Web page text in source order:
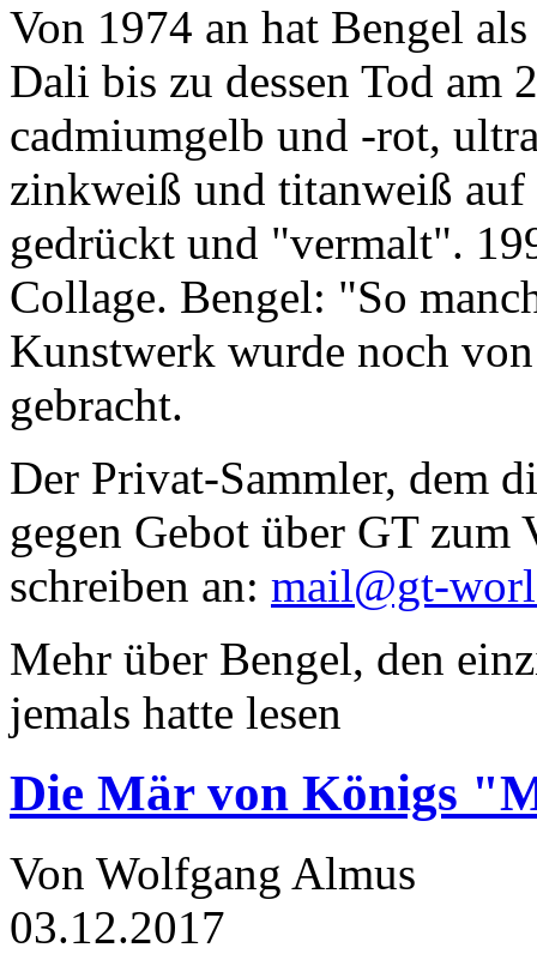
Von 1974 an hat Bengel
Dali bis zu dessen Tod am
cadmiumgelb und -rot,
zinkweiß und titanweiß
gedrückt und "vermalt".
Collage. Bengel: "So
Kunstwerk wurde noch
gebracht.
Der Privat-Sammler, dem
gegen Gebot über GT zum
schreiben an: mail@gt-
Mehr über Bengel, den
jemals hatte lesen
Die Mär von Königs
Von Wolfgang Almus
03.12.2017